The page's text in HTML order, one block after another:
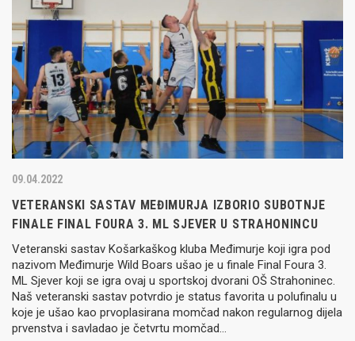
09.04.2022
VETERANSKI SASTAV MEĐIMURJA IZBORIO SUBOTNJE
FINALE FINAL FOURA 3. ML SJEVER U STRAHONINCU
Veteranski sastav Košarkaškog kluba Međimurje koji igra pod
nazivom Međimurje Wild Boars ušao je u finale Final Foura 3.
ML Sjever koji se igra ovaj u sportskoj dvorani OŠ Strahoninec.
Naš veteranski sastav potvrdio je status favorita u polufinalu u
koje je ušao kao prvoplasirana momčad nakon regularnog dijela
prvenstva i savladao je četvrtu momčad…